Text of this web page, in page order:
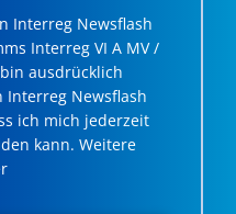
Interreg Newsflash
Interreg VI A MV /
bin ausdrücklich
Newsflash
ich mich jederzeit
kann. Weitere